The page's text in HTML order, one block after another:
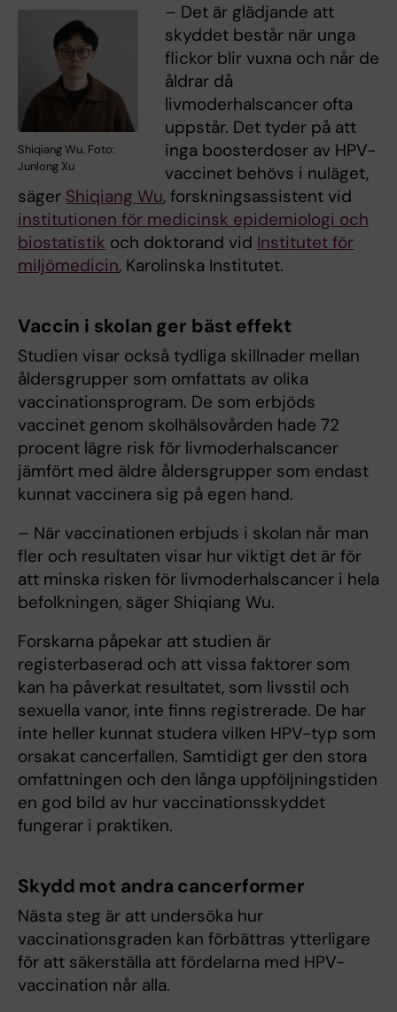
Shiqiang Wu. Foto:
Junlong Xu
– Det är glädjande att
skyddet består när unga
flickor blir vuxna och når de
åldrar då
livmoderhalscancer ofta
uppstår. Det tyder på att
inga boosterdoser av HPV-
vaccinet behövs i nuläget,
säger Shiqiang Wu, forskningsassistent vid
institutionen för medicinsk epidemiologi och
biostatistik och doktorand vid Institutet för
miljömedicin, Karolinska Institutet.
Vaccin i skolan ger bäst effekt
Studien visar också tydliga skillnader mellan
åldersgrupper som omfattats av olika
vaccinationsprogram. De som erbjöds
vaccinet genom skolhälsovården hade 72
procent lägre risk för livmoderhalscancer
jämfört med äldre åldersgrupper som endast
kunnat vaccinera sig på egen hand.
– När vaccinationen erbjuds i skolan når man
fler och resultaten visar hur viktigt det är för
att minska risken för livmoderhalscancer i hela
befolkningen, säger Shiqiang Wu.
Forskarna påpekar att studien är
registerbaserad och att vissa faktorer som
kan ha påverkat resultatet, som livsstil och
sexuella vanor, inte finns registrerade. De har
inte heller kunnat studera vilken HPV-typ som
orsakat cancerfallen. Samtidigt ger den stora
omfattningen och den långa uppföljningstiden
en god bild av hur vaccinationsskyddet
fungerar i praktiken.
Skydd mot andra cancerformer
Nästa steg är att undersöka hur
vaccinationsgraden kan förbättras ytterligare
för att säkerställa att fördelarna med HPV-
vaccination når alla.